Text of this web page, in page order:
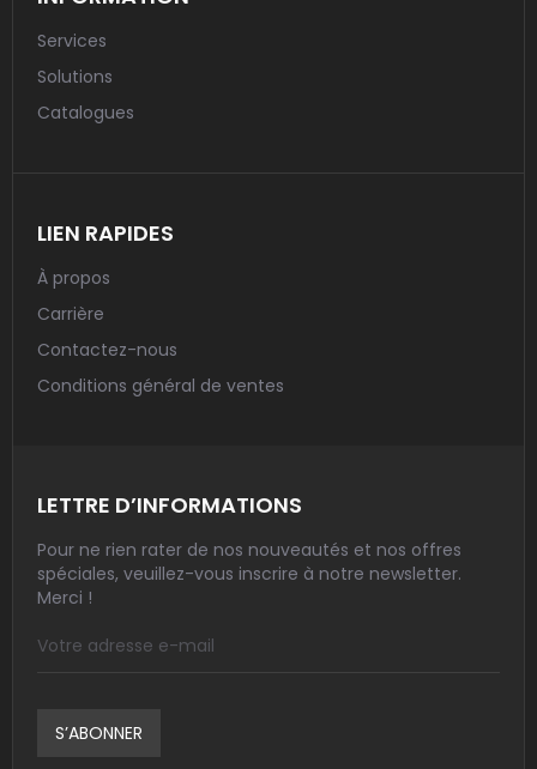
Services
Solutions
Catalogues
LIEN RAPIDES
À propos
Carrière
Contactez-nous
Conditions général de ventes
LETTRE D’INFORMATIONS
Pour ne rien rater de nos nouveautés et nos offres
spéciales, veuillez-vous inscrire à notre newsletter.
Merci !
S’ABONNER